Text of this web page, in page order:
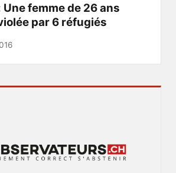
femme de 26 ans
par 6 réfugiés